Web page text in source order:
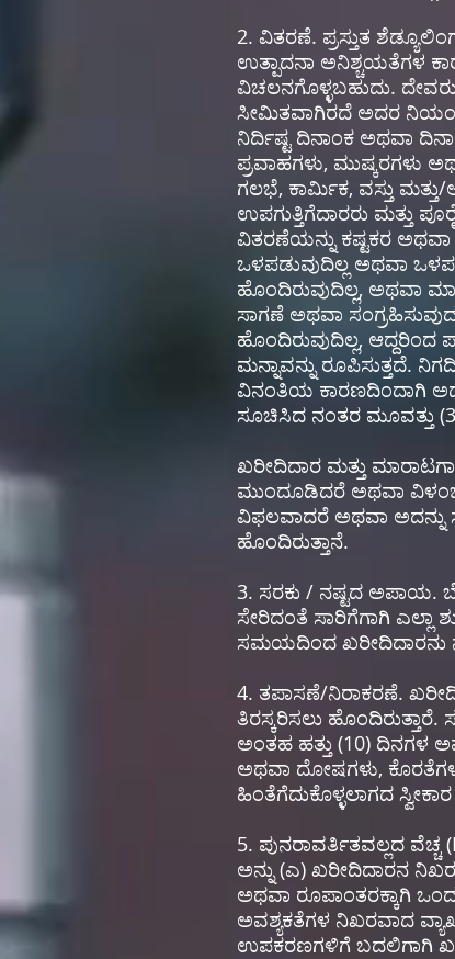
2. ವಿತರಣೆ. ಪ್ರಸ್ತುತ
ಉತ್ಪಾದನಾ ಅನಿಶ್ಚಯತೆಗಳ
ವಿಚಲನಗೊಳ್ಳಬಹುದು.
ಸೀಮಿತವಾಗಿರದೆ ಅದರ
ನಿರ್ದಿಷ್ಟ ದಿನಾಂಕ ಅಥವಾ
ಪ್ರವಾಹಗಳು, ಮುಷ್ಕರಗಳು
ಗಲಭೆ, ಕಾರ್ಮಿಕ, ವಸ್ತು
ಉಪಗುತ್ತಿಗೆದಾರರು ಮತ್ತು
ವಿತರಣೆಯನ್ನು ಕಷ್ಟಕರ
ಒಳಪಡುವುದಿಲ್ಲ ಅಥವಾ
ಹೊಂದಿರುವುದಿಲ್ಲ, ಅಥವಾ
ಸಾಗಣೆ ಅಥವಾ
ಹೊಂದಿರುವುದಿಲ್ಲ,
ಮನ್ನಾವನ್ನು ರೂಪಿಸುತ್ತದೆ.
ವಿನಂತಿಯ ಕಾರಣದಿಂದಾಗಿ
ಸೂಚಿಸಿದ ನಂತರ ಮೂವತ್ತು
ಖರೀದಿದಾರ ಮತ್ತು
ಮುಂದೂಡಿದರೆ ಅಥವಾ
ವಿಫಲವಾದರೆ ಅಥವಾ ಅದನ್ನು
ಹೊಂದಿರುತ್ತಾನೆ.
3. ಸರಕು / ನಷ್ಟದ ಅಪಾಯ.
ಸೇರಿದಂತೆ ಸಾರಿಗೆಗಾಗಿ ಎಲ್ಲಾ
ಸಮಯದಿಂದ ಖರೀದಿದಾರನು
4. ತಪಾಸಣೆ/ನಿರಾಕರಣೆ.
ತಿರಸ್ಕರಿಸಲು
ಅಂತಹ ಹತ್ತು (10) ದಿನಗಳ
ಅಥವಾ ದೋಷಗಳು,
ಹಿಂತೆಗೆದುಕೊಳ್ಳಲಾಗದ
5. ಪುನರಾವರ್ತಿತವಲ್ಲದ ವೆಚ್ಚ
ಅನ್ನು (ಎ) ಖರೀದಿದಾರನ
ಅಥವಾ ರೂಪಾಂತರಕ್ಕಾಗಿ
ಅವಶ್ಯಕತೆಗಳ ನಿಖರವಾದ
ಉಪಕರಣಗಳಿಗೆ ಬದಲಿಗಾಗಿ